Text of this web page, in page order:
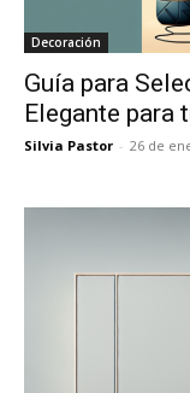
Decoración
Guía para
Elegante para
Silvia Pastor - 26 de